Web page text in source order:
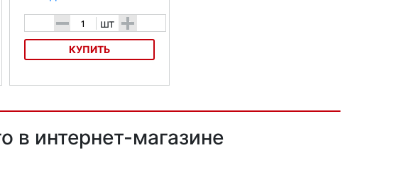
- шт +
КУПИТЬ
в интернет-магазине